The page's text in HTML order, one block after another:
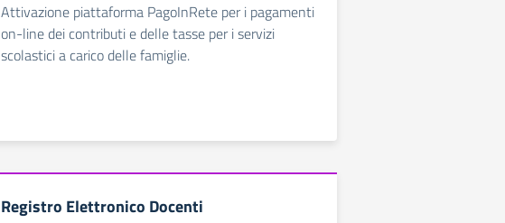
Attivazione piattaforma PagoInRete per i pagamenti
on-line dei contributi e delle tasse per i servizi
scolastici a carico delle famiglie.
Registro Elettronico Docenti